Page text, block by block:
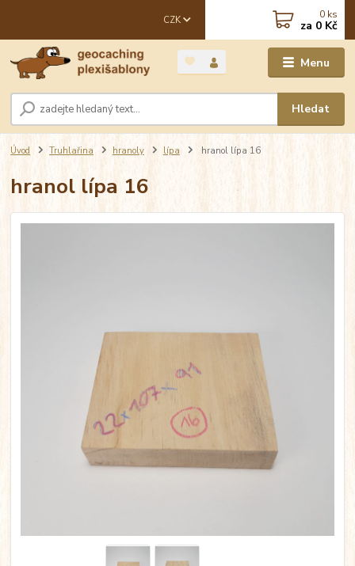
Menu
CZK
Hledat
0 ks
za 0 Kč
Úvod Truhlařina hranoly lípa hranol lípa 16
hranol lípa 16